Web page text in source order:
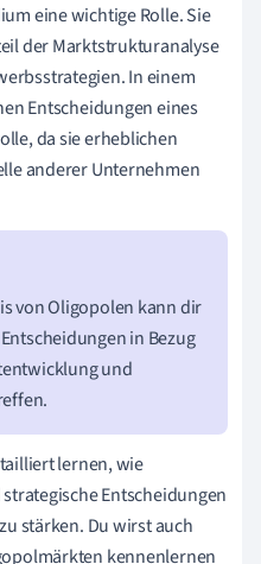
eine wichtige Rolle. Sie
der Marktstrukturanalyse
In einem
Entscheidungen eines
da sie erheblichen
anderer Unternehmen
von Oligopolen kann dir
in Bezug
und
lernen, wie
Entscheidungen
stärken. Du wirst auch
kennenlernen